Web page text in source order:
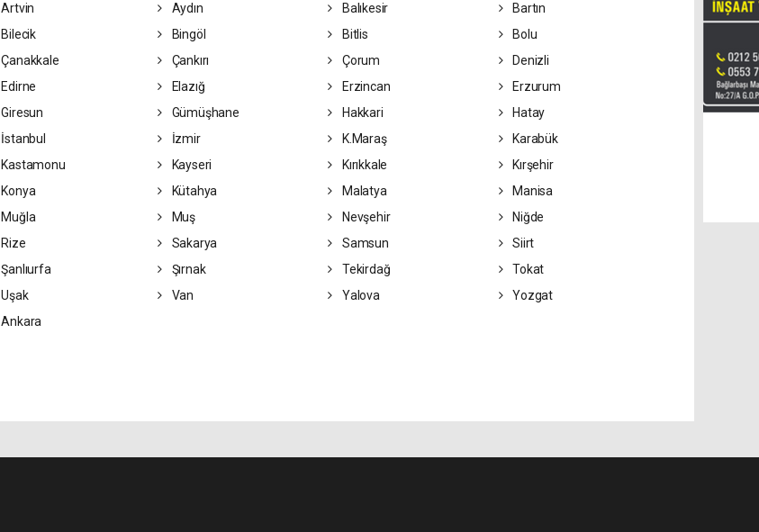
Artvin Aydın Balıkesir
Bartın
Bilecik Bingöl Bitlis
Bolu
Çanakkale Çankırı Çorum
Denizli
Edirne Elazığ Erzincan
Erzurum
Giresun Gümüşhane Hakkari
Hatay
İstanbul İzmir K.Maraş
Karabük
Kastamonu Kayseri Kırıkkale
Kırşehir
Konya Kütahya Malatya
Manisa
Muğla Muş Nevşehir
Niğde
Rize Sakarya Samsun
Siirt
Şanlıurfa Şırnak Tekirdağ
Tokat
Uşak Van Yalova
Yozgat
Ankara